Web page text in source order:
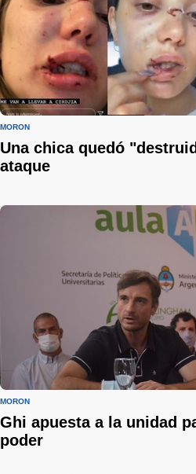
MORÓN
Una chica quedó
ataque
MORÓN
Ghi apuesta a la unidad
poder